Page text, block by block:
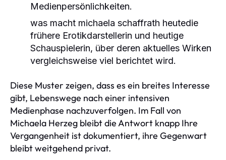
Medienpersönlichkeiten.
was macht michaela schaffrath heutedie
frühere Erotikdarstellerin und heutige
Schauspielerin, über deren aktuelles Wirken
vergleichsweise viel berichtet wird.
Diese Muster zeigen, dass es ein breites Interesse
gibt, Lebenswege nach einer intensiven
Medienphase nachzuverfolgen. Im Fall von
Michaela Herzeg bleibt die Antwort knapp Ihre
Vergangenheit ist dokumentiert, ihre Gegenwart
bleibt weitgehend privat.